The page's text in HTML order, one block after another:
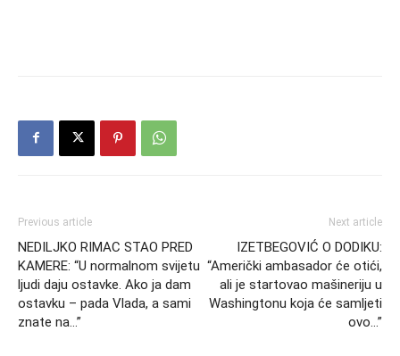
Previous article
NEDILJKO RIMAC STAO PRED
KAMERE: “U normalnom svijetu
ljudi daju ostavke. Ako ja dam
ostavku – pada Vlada, a sami
znate na…”
Next article
IZETBEGOVIĆ O DODIKU:
“Američki ambasador će otići,
ali je startovao mašineriju u
Washingtonu koja će samljeti
ovo…”